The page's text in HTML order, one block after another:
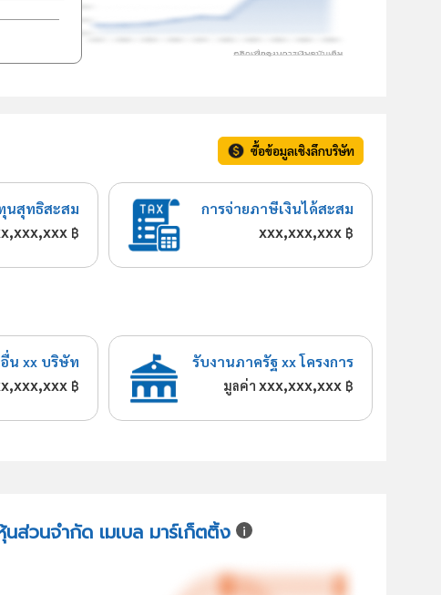
ซื้อข้อมูลเชิงลึกบริษัท
นสุทธิสะสม
฿
การจ่ายภาษีเงินได้สะสม
xxx,xxx,xxx ฿
น xx บริษัท
฿
รับงานภาครัฐ xx โครงการ
มูลค่าxxx,xxx,xxx ฿
ส่วนจำกัด เมเบล มาร์เก็ตติ้ง